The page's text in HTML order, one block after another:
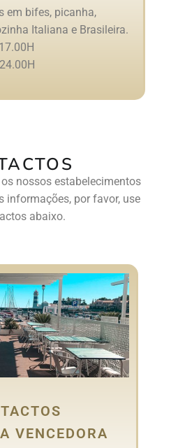
em bifes, picanha,
Italiana e Brasileira.
nossos estabelecimentos
informações, por favor, use
abaixo.
VENCEDORA